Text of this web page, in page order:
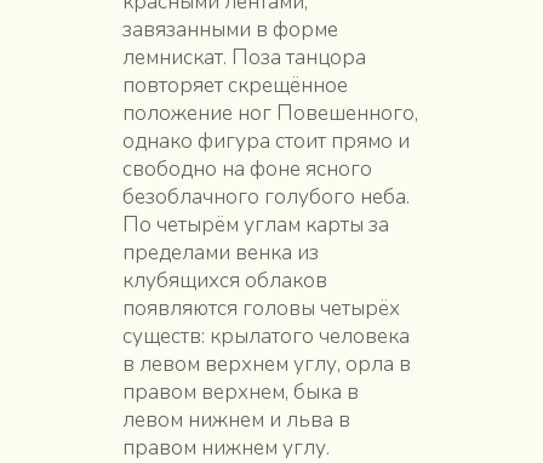
завязанными в форме
лемнискат. Поза танцора
повторяет скрещённое
положение ног Повешенного,
однако фигура стоит прямо и
свободно на фоне ясного
безоблачного голубого неба.
По четырём углам карты за
пределами венка из
клубящихся облаков
появляются головы четырёх
существ: крылатого человека
в левом верхнем углу, орла в
правом верхнем, быка в
левом нижнем и льва в
правом нижнем углу.